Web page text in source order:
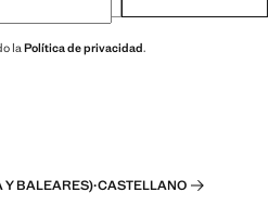
laPolítica de privacidad.
Y BALEARES)·CASTELLANO